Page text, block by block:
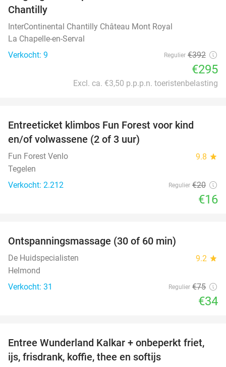
Chantilly
InterContinental Chantilly Château Mont Royal
La Chapelle-en-Serval
Verkocht: 9
Regulier €392
€295
Excl. ca. €3,50 p.p.p.n. toeristenbelasting
Entreeticket klimbos Fun Forest voor kind
en/of volwassene (2 of 3 uur)
Fun Forest Venlo 9.8 star
Tegelen
Verkocht: 2.212
Regulier €20
€16
Ontspanningsmassage (30 of 60 min)
De Huidspecialisten 9.2 star
Helmond
Verkocht: 31
Regulier €75
€34
32%
Entree Wunderland Kalkar + onbeperkt friet,
ijs, frisdrank, koffie, thee en softijs